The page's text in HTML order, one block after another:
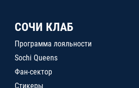
СОЧИ КЛАБ
Программа лояльности
Sochi Queens
Фан-сектор
Стикеры